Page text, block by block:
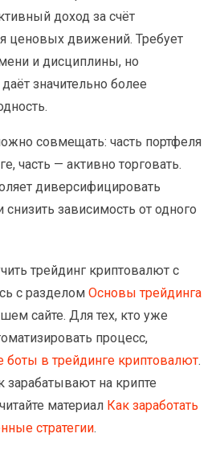
доход за счёт
ценовых движений. Требует
и дисциплины, но
значительно более
совмещать: часть портфеля
часть — активно торговать.
диверсифицировать
снизить зависимость от одного
трейдинг криптовалют с
с разделом Основы трейдинга
сайте. Для тех, кто уже
процесс,
боты в трейдинге криптовалют.
зарабатывают на крипте
материал Как заработать
стратегии.